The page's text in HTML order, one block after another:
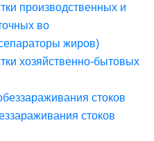
производственных и
во
жиров)
хозяйственно-бытовых
стоков
стоков